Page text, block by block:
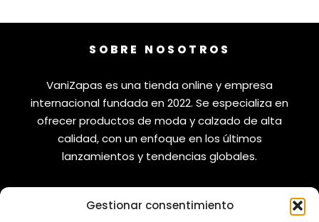
Gestionar consentimiento
SOBRE NOSOTROS
VaniZapas es una tienda online y empresa
internacional fundada en 2022. Se especializa en
ofrecer productos de moda y calzado de alta
calidad, con un enfoque en los últimos
lanzamientos y tendencias globales.